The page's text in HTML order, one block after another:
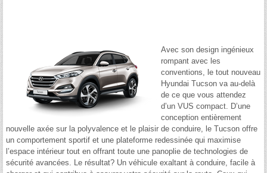
Avec son design ingénieux
rompant avec les
conventions, le tout nouveau
Hyundai Tucson va au-delà
de ce que vous attendez
d’un VUS compact. D’une
conception entièrement
nouvelle axée sur la polyvalence et le plaisir de conduire, le Tucson offre
un comportement sportif et une plateforme redessinée qui maximise
l’espace intérieur tout en offrant toute une panoplie de technologies de
sécurité avancées. Le résultat? Un véhicule exaltant à conduire, facile à